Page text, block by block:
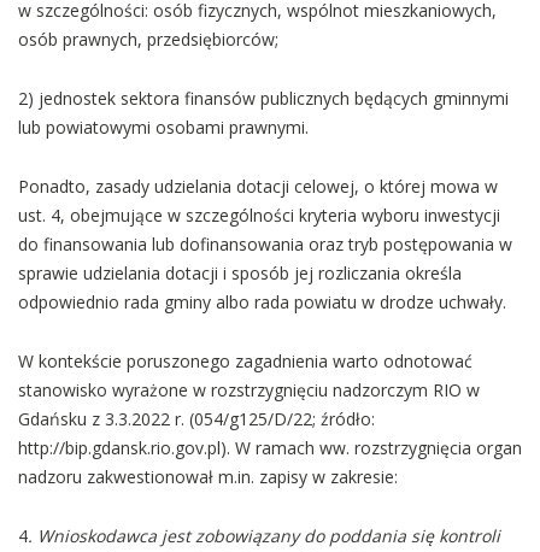
w szczególności: osób fizycznych, wspólnot mieszkaniowych,
osób prawnych, przedsiębiorców;
2) jednostek sektora finansów publicznych będących gminnymi
lub powiatowymi osobami prawnymi.
Ponadto, zasady udzielania dotacji celowej, o której mowa w
ust. 4, obejmujące w szczególności kryteria wyboru inwestycji
do finansowania lub dofinansowania oraz tryb postępowania w
sprawie udzielania dotacji i sposób jej rozliczania określa
odpowiednio rada gminy albo rada powiatu w drodze uchwały.
W kontekście poruszonego zagadnienia warto odnotować
stanowisko wyrażone w rozstrzygnięciu nadzorczym RIO w
Gdańsku z 3.3.2022 r. (054/g125/D/22; źródło:
http://bip.gdansk.rio.gov.pl). W ramach ww. rozstrzygnięcia organ
nadzoru zakwestionował m.in. zapisy w zakresie:
4. Wnioskodawca jest zobowiązany do poddania się kontroli